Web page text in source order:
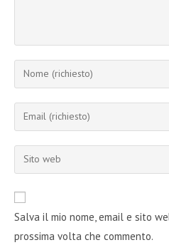
Inserisci
il
tuo
nome
nome
utente
per
Inserisci
il
tuo
indirizzo
commentare
Inserisci
l'URL
sito
web
(facoltativo)
Salva il mio nome, email e sito
prossima volta che commento.